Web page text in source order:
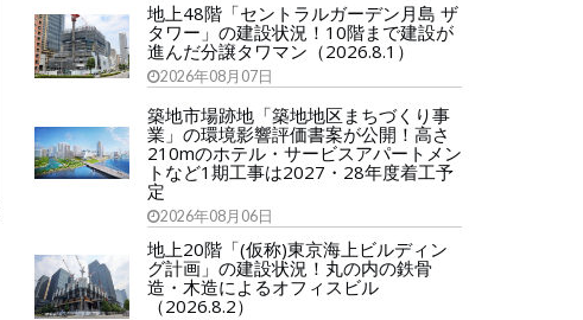
地上48階「セントラルガーデン月島 ザ
タワー」の建設状況！10階まで建設が
進んだ分譲タワマン（2026.8.1）
2026年08月07日
築地市場跡地「築地地区まちづくり事
業」の環境影響評価書案が公開！高さ
210mのホテル・サービスアパートメン
トなど1期工事は2027・28年度着工予
定
2026年08月06日
地上20階「(仮称)東京海上ビルディン
グ計画」の建設状況！丸の内の鉄骨
造・木造によるオフィスビル
（2026.8.2）